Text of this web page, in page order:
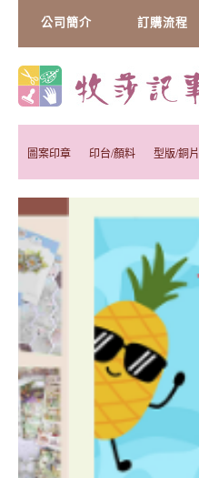
公司簡介 訂購流程
圖案印章 印台/顏料 型版/銅片